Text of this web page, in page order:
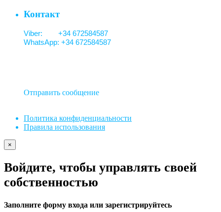
Контакт
Viber: +34 672584587
WhatsApp: +34 672584587
Отправить сообщение
Политика конфиденциальности
Правила использования
×
Войдите, чтобы управлять своей
собственностью
Заполните форму входа или зарегистрируйтесь